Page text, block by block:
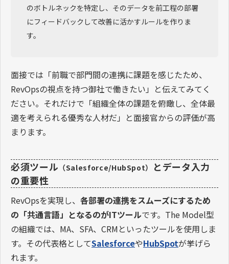
のボトルネックを特定し、そのデータを前工程の部署
にフィードバックして改善に活かすルールを作りま
す。
面接では「前職で部門間の連携に課題を感じたため、
RevOpsの視点を持つ御社で働きたい」と伝えてみてく
ださい。それだけで「組織全体の課題を俯瞰し、全体最
適を考えられる優秀な人材だ」と面接官からの評価が高
まります。
必須ツール （Salesforce/HubSpot）
とデータ入力
の重要性
RevOpsを実現し、 各部署の連携をスムーズにするため
の「共通言語」となるのがITツールです。The Model型
の組織では、MA、SFA、CRMといったツールを使用しま
す。その代表格としてSalesforceやHubSpotが挙げら
れます。